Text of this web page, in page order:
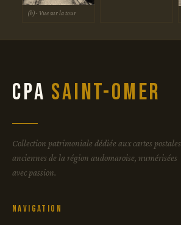
(b)- Vue sur la tour
CPA Saint-Omer
Collection patrimoniale dédiée aux cartes postales
anciennes de la région audomaroise, numérisées
avec passion.
Navigation